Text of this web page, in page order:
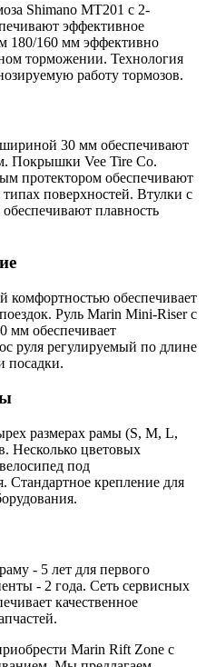
Shimano MT201 с 2-
эффективное
180/160 мм эффективно
торможении. Технология
работу тормозов.
30 мм обеспечивают
Покрышки Vee Tire Co.
протектором обеспечивают
поверхностей. Втулки с
плавность
обеспечивает
Руль Marin Mini-Riser с
мм обеспечивает
руля регулируемый по длине
посадки.
размерах рамы (S, M, L,
Несколько цветовых
под
Стандартное крепление для
- 5 лет для первого
- 2 года. Сеть сервисных
качественное
Marin Rift Zone с